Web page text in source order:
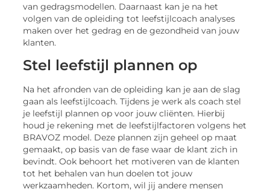
van gedragsmodellen. Daarnaast kan je na het
volgen van de opleiding tot leefstijlcoach analyses
maken over het gedrag en de gezondheid van jouw
klanten.
Stel leefstijl plannen op
Na het afronden van de opleiding kan je aan de slag
gaan als leefstijlcoach. Tijdens je werk als coach stel
je leefstijl plannen op voor jouw cliënten. Hierbij
houd je rekening met de leefstijlfactoren volgens het
BRAVOZ model. Deze plannen zijn geheel op maat
gemaakt, op basis van de fase waar de klant zich in
bevindt. Ook behoort het motiveren van de klanten
tot het behalen van hun doelen tot jouw
werkzaamheden. Kortom, wil jij andere mensen